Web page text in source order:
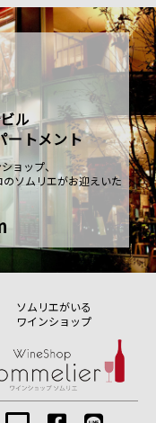
ル
ートメント
ョップ、
ソムリエがお迎えいた
ソムリエがいる
ワインショップ